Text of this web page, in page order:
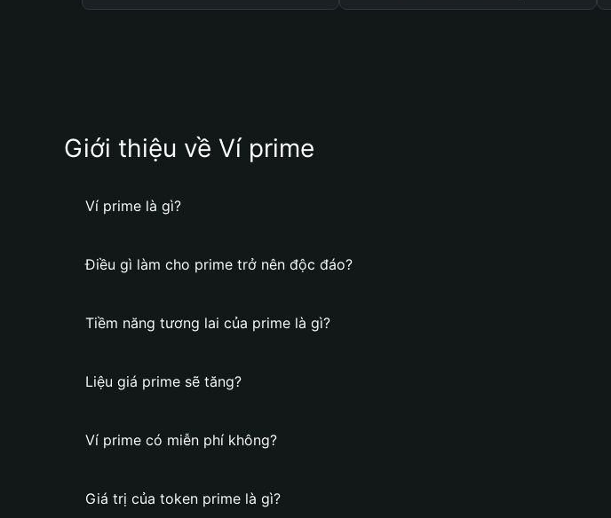
Giới thiệu về Ví prime
Ví prime là gì?
Điều gì làm cho prime trở nên độc đáo?
Tiềm năng tương lai của prime là gì?
Liệu giá prime sẽ tăng?
Ví prime có miễn phí không?
Giá trị của token prime là gì?